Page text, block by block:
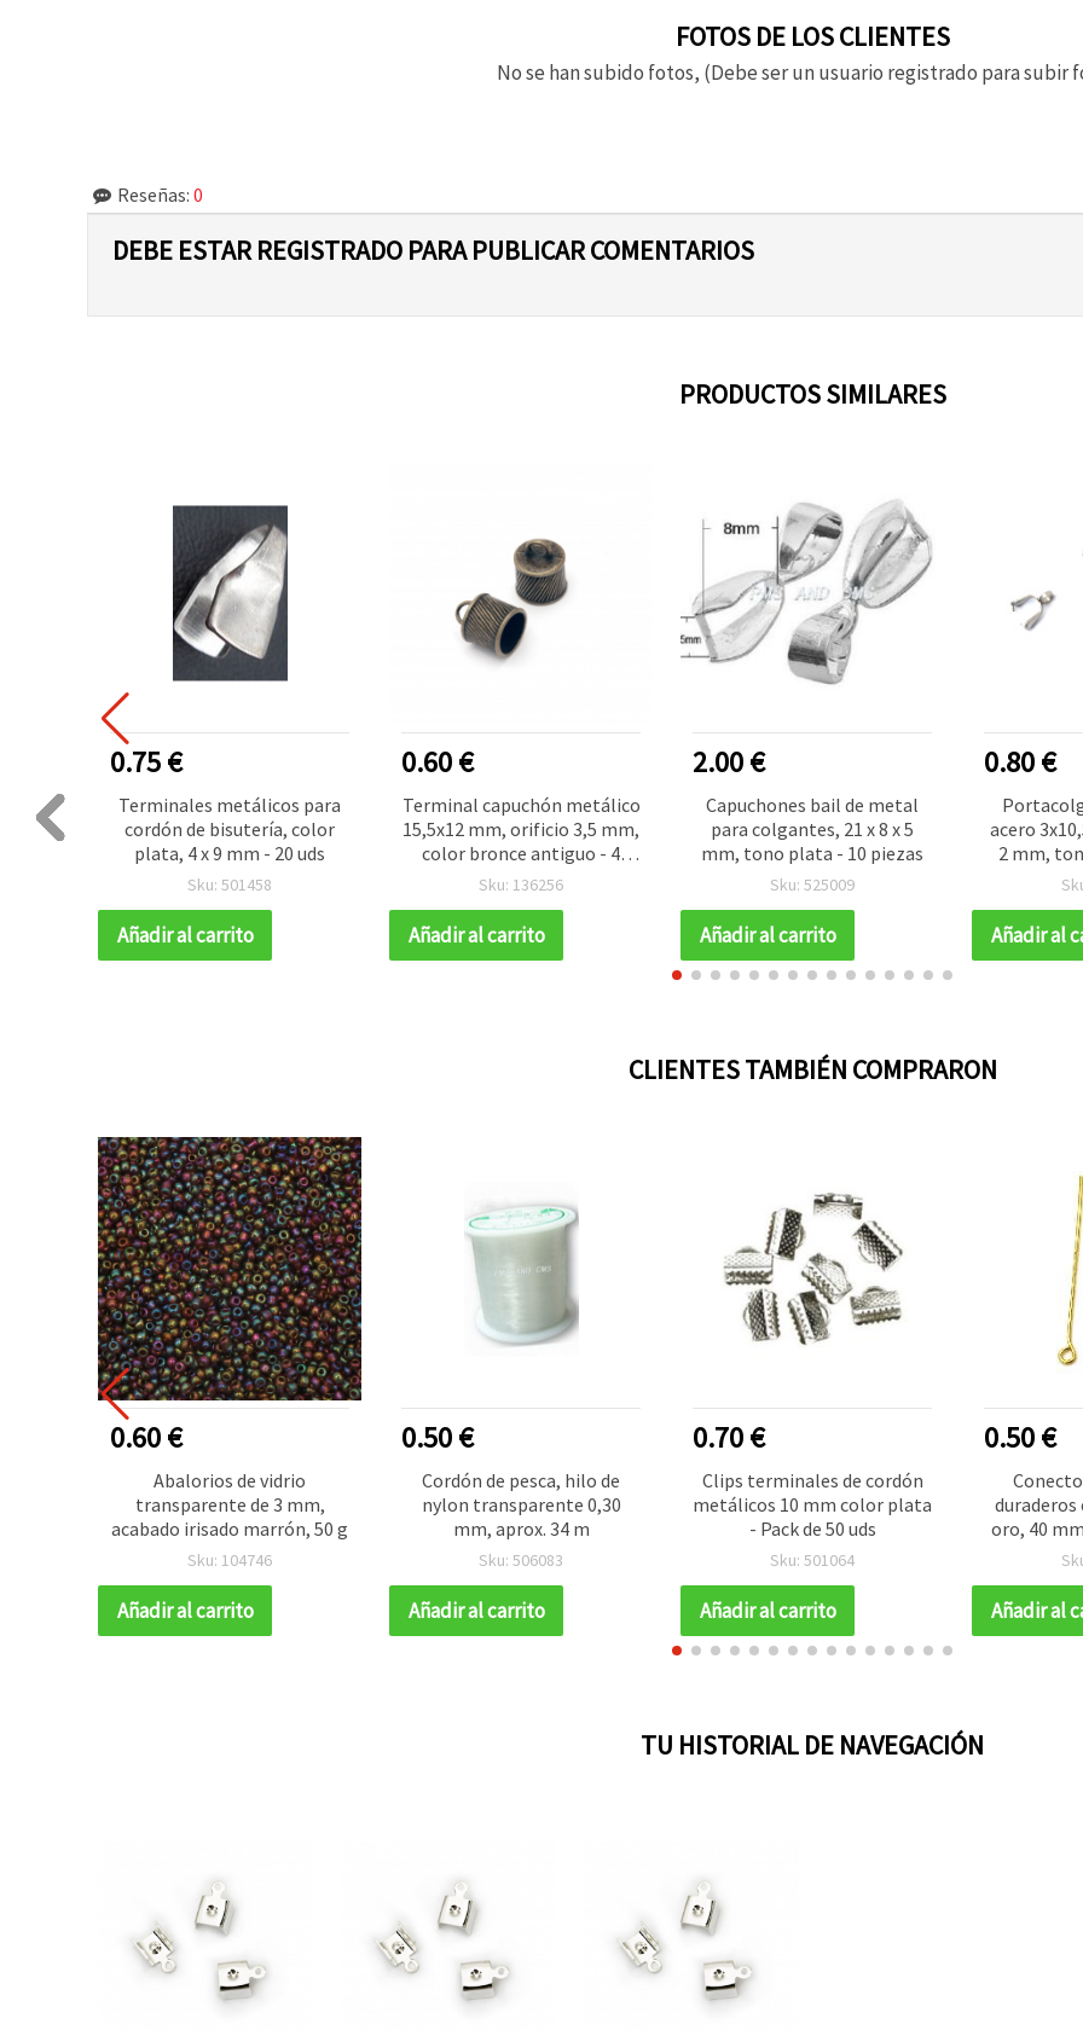
FOTOS DE LOS CLIENTES
No se han subido fotos, (Debe ser un usuario registrado para subir
Reseñas: 0
DEBE ESTAR REGISTRADO PARA PUBLICAR COMENTARIOS
PRODUCTOS SIMILARES
de
0.75 €
Terminales metálicos para
cordón de bisutería, color
plata, 4 x 9 mm - 20 uds
Sku: 501458
Añadir al carrito
0.60 €
Terminal capuchón metálico
15,5x12 mm, orificio 3,5 mm,
color bronce antiguo - 4
piezas
Sku: 136256
Añadir al carrito
2.00 €
Capuchones bail de metal
para colgantes, 21 x 8 x 5
mm, tono plata - 10 piezas
Sku: 525009
Añadir al carrito
0.80 €
acero
2 mm,
Añadir al
CLIENTES TAMBIÉN COMPRARON
0.60 €
Abalorios de vidrio
transparente de 3 mm,
acabado irisado marrón, 50 g
Sku: 104746
Añadir al carrito
0.50 €
Cordón de pesca, hilo de
nylon transparente 0,30
mm, aprox. 34 m
Sku: 506083
Añadir al carrito
0.70 €
Clips terminales de cordón
metálicos 10 mm color plata
- Pack de 50 uds
Sku: 501064
Añadir al carrito
0.50 €
oro, 40
(10 g),
Añadir al
TU HISTORIAL DE NAVEGACIÓN